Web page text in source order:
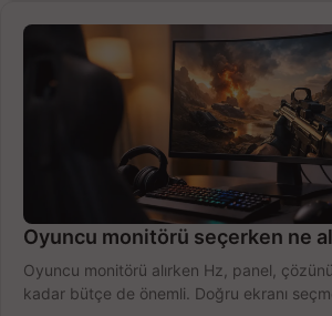
Oyuncu monitörü seçerken ne
Oyuncu monitörü alırken Hz, panel,
kadar bütçe de önemli. Doğru ekranı